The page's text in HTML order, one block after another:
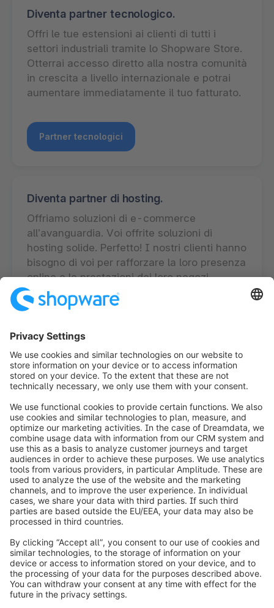
Diventa partner tecnologico.
Offri le tue estensioni ai clienti di tutti i
settori industriali tramite lo Shopware Store.
Otterrai accesso diretto alla nostra comunità
in crescita a livello internazionale e potrai
aumentare immediatamente il tuo fatturato.
Partner tecnologici
Diventa partner di hosting.
Offriamo soluzioni di e-commerce
all’avanguardia. Voi offrite soluzioni di
hosting solide. Perfetto! I nostri clienti hanno
bisogno di voi per rafforzare la loro presenza
online e le prestazioni dei loro negozi.
Contattateci e scoprite come potete far
crescere la vostra attività con Shopware.
Partner di hosting del negozio
info@shopware.com
Informazioni su Shopware
Prodotti
Soluzioni